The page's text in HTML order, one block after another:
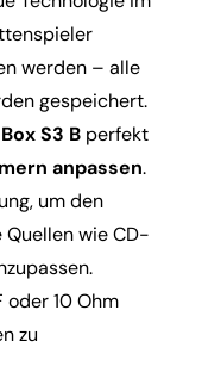
werden – alle
gespeichert.
S3 B perfekt
anpassen.
um den
Quellen wie CD-
10 Ohm
zu